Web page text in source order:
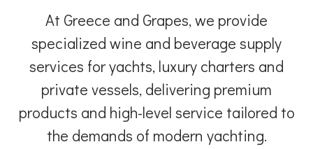
At Greece and Grapes, we provide
specialized wine and beverage supply
services for yachts, luxury charters and
private vessels, delivering premium
products and high-level service tailored to
the demands of modern yachting.